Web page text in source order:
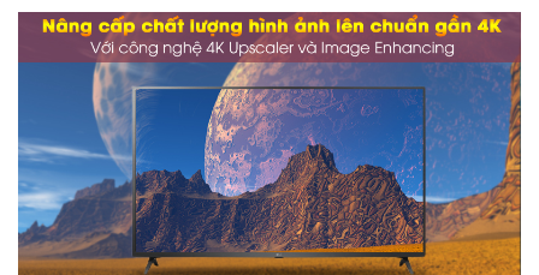
Alexa (Chưa có tiếng Việt)
Google Assistant (Chưa có tiếng Việt)
LG Voice Search - tìm kiếm bằng giọng nói tiếng Việt
Nhận diện giọng nói LG Voice Regconition
Tìm kiếm giọng nói trên YouTube bằng tiếng Việt
Chiếu hình từ điện thoại lên TV:
AirPlay 2Screen Mirroring